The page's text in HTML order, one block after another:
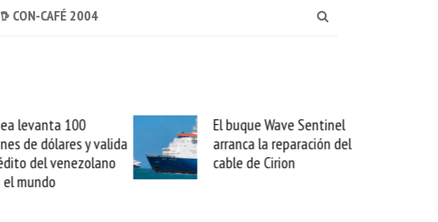
𖠚 CON-CAFÉ 2004
El buque Wave Sentinel
arranca la reparación del
cable de Cirion
Uber se lleva PedidosYa y
sabemos todo lo que puede
mejorar tecnológicamente